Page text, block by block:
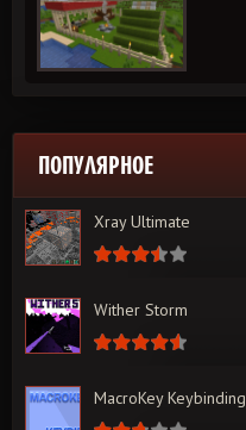
ПОПУЛЯРНОЕ
Xray Ultimate
Wither Storm
MacroKey Keybinding